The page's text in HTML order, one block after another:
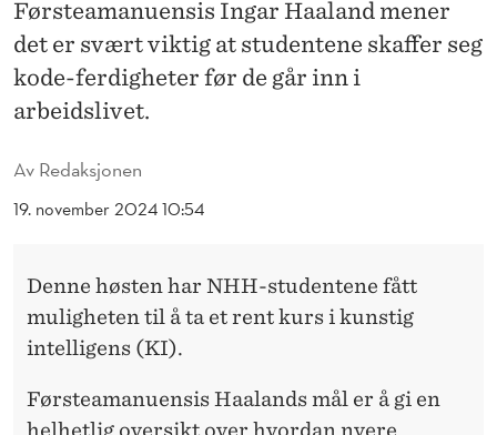
T
E
R
D
E
Av Redaksjonen
19. november 2024 10:54
Førsteamanuensis Ingar Haaland mener
det er svært viktig at studentene skaffer seg
kode-ferdigheter før de går inn i
arbeidslivet.
Denne høsten har NHH-studentene fått
muligheten til å ta et rent kurs i kunstig
intelligens (KI).
Førsteamanuensis Haalands mål er å gi en